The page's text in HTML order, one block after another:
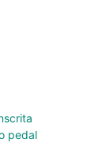
pedal